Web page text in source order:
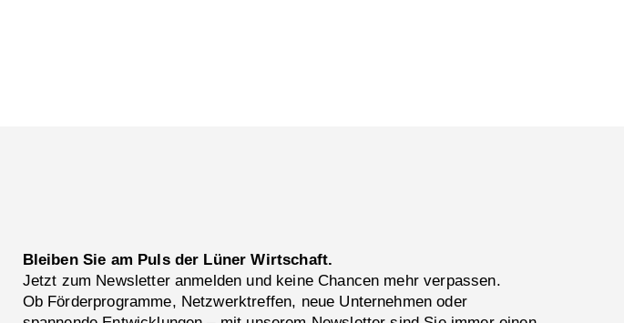
Bleiben Sie am Puls der Lüner Wirtschaft.
Jetzt zum Newsletter anmelden und keine Chancen mehr verpassen.
Ob Förderprogramme, Netzwerktreffen, neue Unternehmen oder